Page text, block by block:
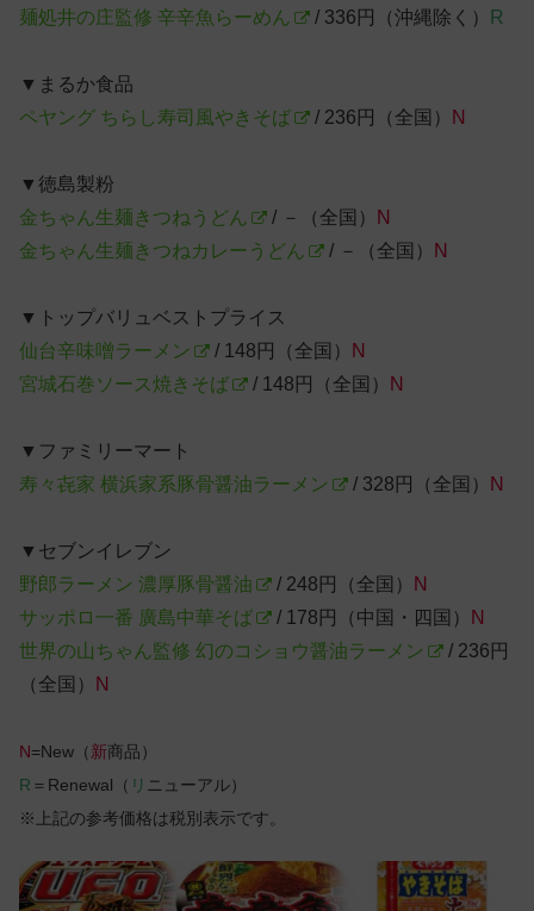
麺処井の庄監修 辛辛魚らーめん
/ 336円（沖縄除く） R
▼まるか食品
ペヤング ちらし寿司風やきそば
/ 236円（全国） N
▼徳島製粉
金ちゃん生麺きつねうどん
/ －（全国）
N
金ちゃん生麺きつねカレーうどん
/ －（全国） N
▼トップバリュベストプライス
仙台辛味噌ラーメン
/ 148円（全国）
N
宮城石巻ソース焼きそば
/ 148円（全国） N
▼ファミリーマート
寿々㐂家 横浜家系豚骨醤油ラーメン
/ 328円（全国） N
▼セブンイレブン
野郎ラーメン 濃厚豚骨醤油
/ 248円（全国）
N
サッポロ一番 廣島中華そば
/ 178円（中国・四国）
N
世界の山ちゃん監修 幻のコショウ醤油ラーメン
/ 236円
（全国）
N
N=New（新商品）
R ＝Renewal（ リ ニューアル）
※上記の参考価格は税別表示です。